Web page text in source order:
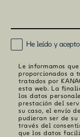
(Obligatorio)
He leído y
Le informamos
proporcionados a
tratados por
esta web. La
los datos
prestación del
su caso, el envío
pudieran ser de
través del
que los datos